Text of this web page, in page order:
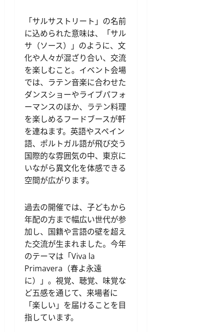
「サルサストリート」の名前
に込められた意味は、「サル
サ（ソース）」のように、文
化や人々が混ざり合い、交流
を楽しむこと。イベント会場
では、ラテン音楽に合わせた
ダンスショーやライブパフォ
ーマンスのほか、ラテン料理
を楽しめるフードブースが軒
を連ねます。英語やスペイン
語、ポルトガル語が飛び交う
国際的な雰囲気の中、東京に
いながら異文化を体感できる
空間が広がります。
過去の開催では、子どもから
年配の方まで幅広い世代が参
加し、国籍や言語の壁を超え
た交流が生まれました。今年
のテーマは「Viva la
Primavera（春よ永遠
に）」。視覚、聴覚、味覚な
ど五感を通じて、来場者に
「楽しい」を届けることを目
指しています。